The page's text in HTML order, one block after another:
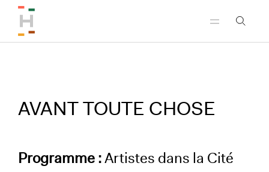
AVANT TOUTE CHOSE
Programme :Artistes dans la Cité